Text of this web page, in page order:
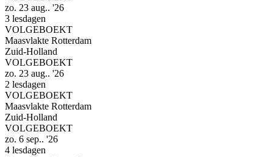
zo. 23 aug.. '26
3 lesdagen
VOLGEBOEKT
Maasvlakte Rotterdam
Zuid-Holland
VOLGEBOEKT
zo. 23 aug.. '26
2 lesdagen
VOLGEBOEKT
Maasvlakte Rotterdam
Zuid-Holland
VOLGEBOEKT
zo. 6 sep.. '26
4 lesdagen